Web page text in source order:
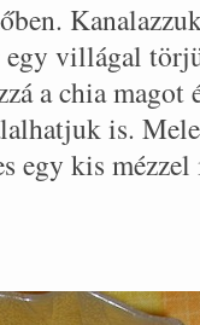
villágal
a chia magot
is.
egy kis